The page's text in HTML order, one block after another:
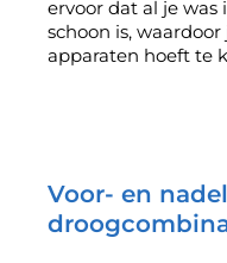
ervoor dat al je was
schoon is,
apparaten hoeft te
Voor- en